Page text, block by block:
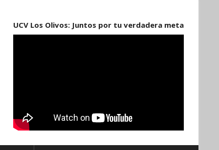
UCV Los Olivos: Juntos por tu verdadera meta